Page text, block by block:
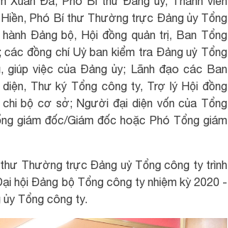
Phó Bí thư Thường trực Đảng ủy Tổng
Đảng bộ, Hội đồng quản trị, Ban Tổng
đồng chí Uỷ ban kiểm tra Đảng uỷ Tổng
giúp việc của Đảng ủy; Lãnh đạo các Ban
Thư ký Tổng công ty, Trợ lý Hội đồng
bộ cơ sở; Người đại diện vốn của Tổng
giám đốc/Giám đốc hoặc Phó Tổng giám
Thường trực Đảng uỷ Tổng công ty trình
hội Đảng bộ Tổng công ty nhiệm kỳ 2020 -
Tổng công ty.